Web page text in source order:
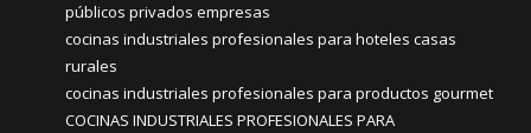
públicos privados empresas
cocinas industriales profesionales para hoteles casas
rurales
cocinas industriales profesionales para productos gourmet
COCINAS INDUSTRIALES PROFESIONALES PARA